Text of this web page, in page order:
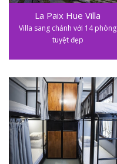
La Paix Hue Villa
Villa sang chảnh với 14 phòng
tuyệt đẹp